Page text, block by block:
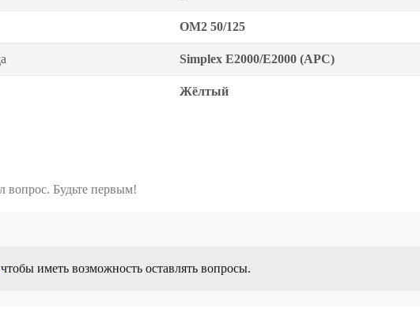
OM2 50/125
Simplex E2000/E2000 (APC)
Жёлтый
вопрос. Будьте первым!
иметь возможность оставлять вопросы.